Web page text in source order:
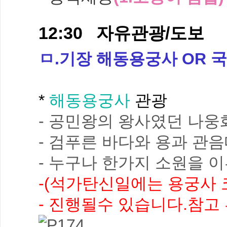
12:30 자유관광/도보
ㅁ.기장 해동용궁사 OR
* 해동용궁사 관광
- 공민왕의 왕사였던 나웅
- 검푸른 바다와 용과 관
- 누구나 한가지 소원을
-(석가탄신일에는 용궁사
- 진행될수 있습니다.참고